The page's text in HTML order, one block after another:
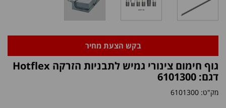
בקש הצעת מחיר
גוף חימום צינורי גמיש לתבניות הזרקה Hotflex
דגם: 6101300
מק"ט: 6101300